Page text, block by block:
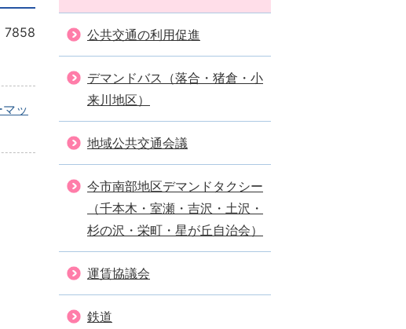
7858
ッ
公共交通の利用促進
デマンドバス（落合・猪倉・小
来川地区）
地域公共交通会議
今市南部地区デマンドタクシー
（千本木・室瀬・吉沢・土沢・
杉の沢・栄町・星が丘自治会）
運賃協議会
鉄道